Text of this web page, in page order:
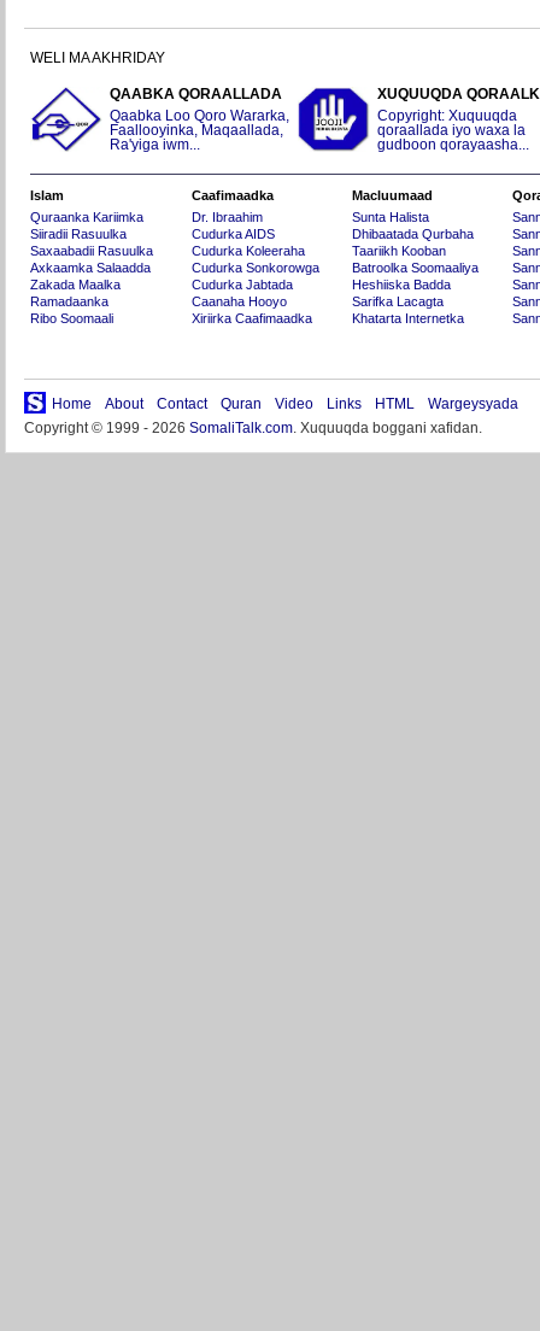
WELI MA AKHRIDAY
QAABKA QORAALLADA
Qaabka Loo Qoro Wararka,
Faallooyinka, Maqaallada,
Ra'yiga iwm...
XUQUUQDA
Copyright: Xuquuqda
qoraallada iyo waxa la
gudboon qorayaasha...
Islam
Quraanka Kariimka
Siiradii Rasuulka
Saxaabadii Rasuulka
Axkaamka Salaadda
Zakada Maalka
Ramadaanka
Ribo Soomaali
Caafimaadka
Dr. Ibraahim
Cudurka AIDS
Cudurka Koleeraha
Cudurka Sonkorowga
Cudurka Jabtada
Caanaha Hooyo
Xiriirka Caafimaadka
Macluumaad
Sunta Halista
Dhibaatada Qurbaha
Taariikh Kooban
Batroolka Soomaaliya
Heshiiska Badda
Sarifka Lacagta
Khatarta Internetka
Home About Contact Quran Video Links HTML
Wargeysyada
Copyright © 1999 - 2026 SomaliTalk.com. Xuquuqda boggani xafidan.